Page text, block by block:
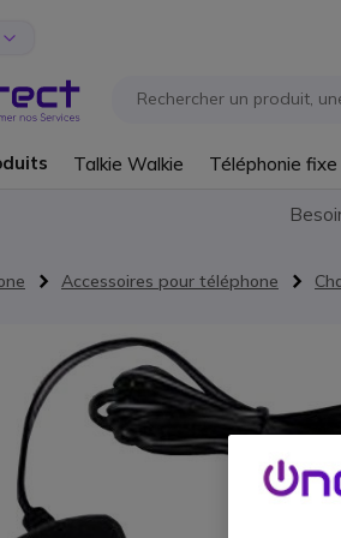
Talkie Walkie Téléphonie fixe
Accessoires pour téléphone
d’images